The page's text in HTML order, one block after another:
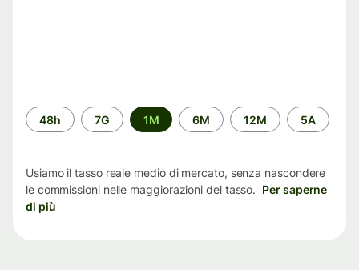
Periodo
di
48h 7G 1M 6M 12M 5A
Usiamo il tasso reale medio di mercato, senza nascondere
le commissioni nelle maggiorazioni del tasso. Per saperne
di più